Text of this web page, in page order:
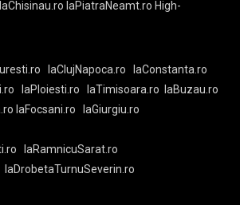
laChisinau.ro laPiatraNeamt.ro High-
laClujNapoca.ro
laConstanta.ro
laPloiesti.ro laTimisoara.ro
laBuzau.ro
laFocsani.ro
laGiurgiu.ro
laRamnicuSarat.ro
laDrobetaTurnuSeverin.ro